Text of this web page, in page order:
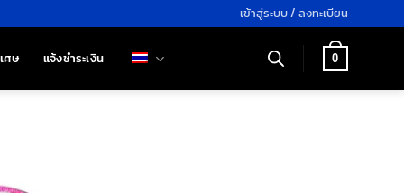
เข้าสู่ระบบ / ลงทะเบียน
ศษ แจ้งชำระเงิน 0